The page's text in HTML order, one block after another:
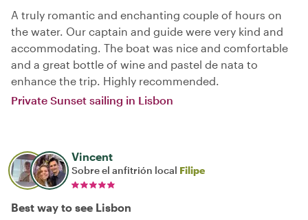
A truly romantic and enchanting couple of hours on
the water. Our captain and guide were very kind and
accommodating. The boat was nice and comfortable
and a great bottle of wine and pastel de nata to
enhance the trip. Highly recommended.
Private Sunset sailing in Lisbon
Vincent
Sobre el anfitrión local Filipe
Best way to see Lisbon